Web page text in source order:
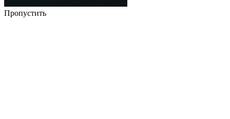
Пропустить